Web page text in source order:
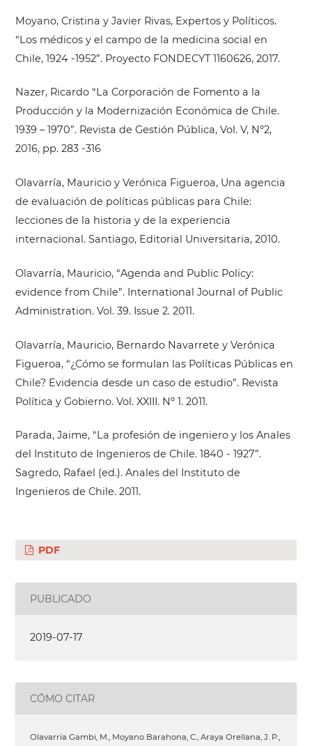
Moyano, Cristina y Javier Rivas, Expertos y Políticos.
“Los médicos y el campo de la medicina social en
Chile, 1924 -1952”. Proyecto FONDECYT 1160626, 2017.
Nazer, Ricardo “La Corporación de Fomento a la
Producción y la Modernización Económica de Chile.
1939 – 1970”. Revista de Gestión Pública, Vol. V, Nº2,
2016, pp. 283 -316
Olavarría, Mauricio y Verónica Figueroa, Una agencia
de evaluación de políticas públicas para Chile:
lecciones de la historia y de la experiencia
internacional. Santiago, Editorial Universitaria, 2010.
Olavarría, Mauricio, “Agenda and Public Policy:
evidence from Chile”. International Journal of Public
Administration. Vol. 39. Issue 2. 2011.
Olavarría, Mauricio, Bernardo Navarrete y Verónica
Figueroa, “¿Cómo se formulan las Políticas Públicas en
Chile? Evidencia desde un caso de estudio”. Revista
Política y Gobierno. Vol. XXIII. Nº 1. 2011.
Parada, Jaime, “La profesión de ingeniero y los Anales
del Instituto de Ingenieros de Chile. 1840 - 1927”.
Sagredo, Rafael (ed.). Anales del Instituto de
Ingenieros de Chile. 2011.
PDF
PUBLICADO
2019-07-17
CÓMO CITAR
Olavarría Gambi, M., Moyano Barahona, C., Araya Orellana, J. P.,